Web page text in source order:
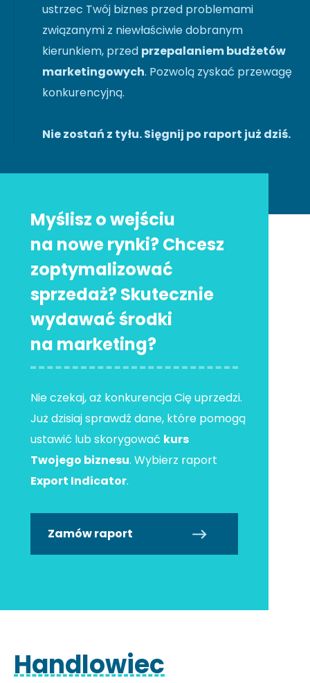
ustrzec Twój biznes przed problemami
związanymi z niewłaściwie dobranym
kierunkiem, przed przepalaniem budżetów
marketingowych. Pozwolą zyskać przewagę
konkurencyjną.
Nie zostań z tyłu. Sięgnij po raport już dziś.
Myślisz o wejściu
na nowe rynki? Chcesz
zoptymalizować
sprzedaż? Skutecznie
wydawać środki
na marketing?
Nie czekaj, aż konkurencja Cię uprzedzi.
Już dzisiaj sprawdź dane, które pomogą
ustawić lub skorygować kurs
Twojego biznesu. Wybierz raport
Export Indicator.
Zamów raport
Handlowiec